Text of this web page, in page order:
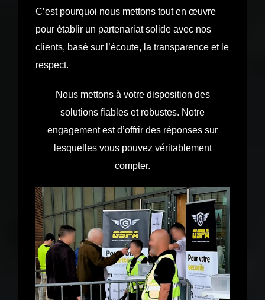
C’est pourquoi nous mettons tout en œuvre
pour établir un partenariat solide avec nos
clients, basé sur l’écoute, la transparence et le
respect.
Nous mettons à votre disposition des
solutions fiables et robustes. Notre
engagement est d’offrir des réponses sur
lesquelles vous pouvez véritablement
compter.